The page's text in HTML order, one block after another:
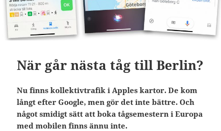
När går nästa tåg till Berlin?
Nu finns kollektivtrafik i Apples kartor. De kom
långt efter Google, men gör det inte bättre. Och
något smidigt sätt att boka tågsemestern i Europa
med mobilen finns ännu inte.